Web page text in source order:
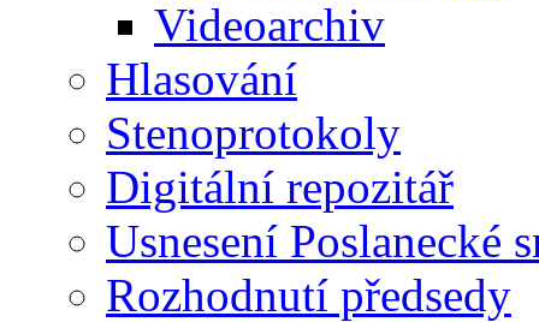
Videoarchiv
Hlasování
Stenoprotokoly
Digitální repozitář
Usnesení Poslanecké
Rozhodnutí předsedy